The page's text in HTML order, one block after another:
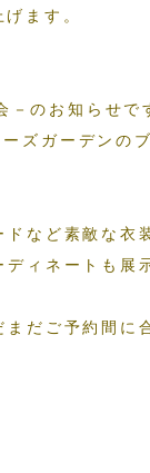
ます。
のお知らせで
ズガーデンの
など素敵な衣
ィネートも展
だご予約間に